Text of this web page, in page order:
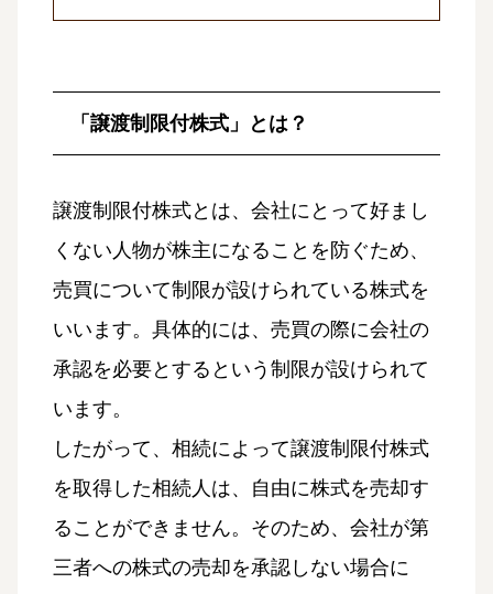
「譲渡制限付株式」とは？
譲渡制限付株式とは、会社にとって好まし
くない人物が株主になることを防ぐため、
売買について制限が設けられている株式を
いいます。具体的には、売買の際に会社の
承認を必要とするという制限が設けられて
います。
したがって、相続によって譲渡制限付株式
を取得した相続人は、自由に株式を売却す
ることができません。そのため、会社が第
三者への株式の売却を承認しない場合に